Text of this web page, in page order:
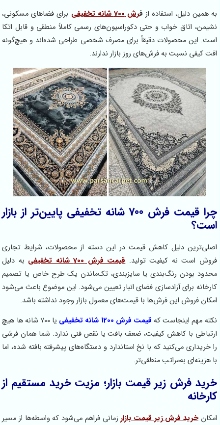
به همین دلیل، استفاده از فرش 700 شانه تخفیفی
برای فضاهای مسکونی،
نشیمن، اتاق خواب و حتی دکوراسیون‌های رسمی کاملاً منطقی و قابل اتکا
است. این محصولات دقیقاً برای مصرف شخصی طراحی شده‌اند و هیچ‌گونه
افت کیفی نسبت به فرش‌های روز بازار ندارند.
چرا قیمت فرش 700 شانه تخفیفی پایین‌تر از بازار
است؟
اصلی‌ترین دلیل کاهش قیمت در این دسته از محصولات، شرایط تجاری
فروش است نه کیفیت تولید.قیمت فرش 700 شانه تخفیفی
به دلیل
محدود بودن رنگ‌بندی یا سایزبندی، تک‌ماندن یک طرح خاص یا تصمیم
کارخانه برای آزادسازی فضای انبار تعیین می‌شود. این موضوع باعث می‌شود
امکان فروش این فرش‌ها با قیمت‌های معمول بازار وجود نداشته باشد.
نکته مهم اینجاست که قیمت فرش 1200 شانه تخفیفی یا
700 شانه ها هیچ
ارتباطی با کاهش کیفیت، ضعف بافت یا نقص فنی ندارد. شما همان فرشی
را خریداری می‌کنید که با نخ استاندارد و دستگاه‌های پیشرفته بافته شده، اما
با هزینه‌ای به‌مراتب منطقی‌تر.
خرید فرش زیر قیمت بازار؛ مزیت خرید مستقیم از
کارخانه
امکانخرید فرش زیر قیمت بازارزمانی فراهم می‌شود که واسطه‌ها از مسیر